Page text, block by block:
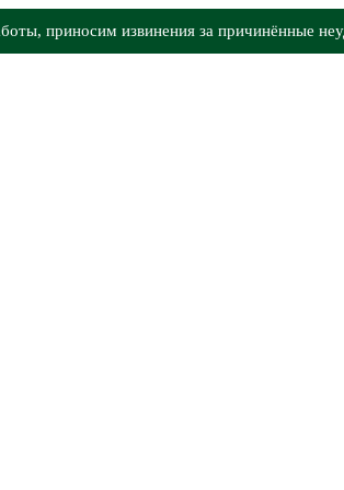
приносим извинения за причинённые